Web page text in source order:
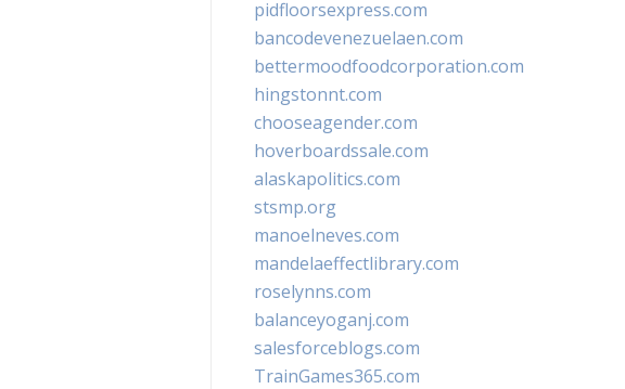
pidfloorsexpress.com
bancodevenezuelaen.com
bettermoodfoodcorporation.com
hingstonnt.com
chooseagender.com
hoverboardssale.com
alaskapolitics.com
stsmp.org
manoelneves.com
mandelaeffectlibrary.com
roselynns.com
balanceyoganj.com
salesforceblogs.com
TrainGames365.com